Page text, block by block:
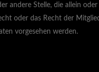
andere Stelle, die allein
oder das Recht der
vorgesehen werden.